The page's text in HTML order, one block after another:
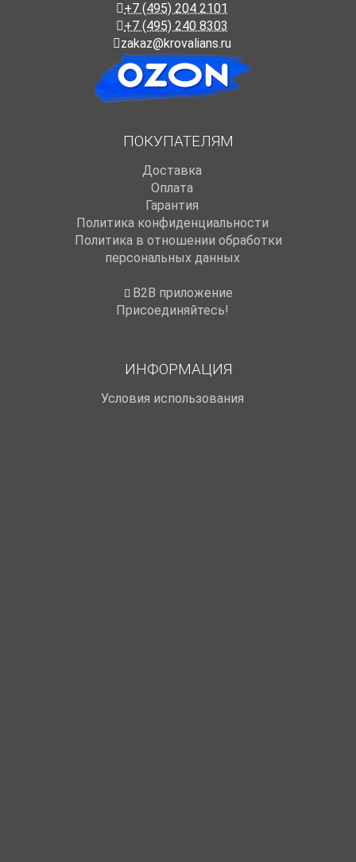
+7 (495) 204 2101
+7 (495) 240 8303
zakaz@krovalians.ru
ПОКУПАТЕЛЯМ
Доставка
Оплата
Гарантия
Политика конфиденциальности
Политика в отношении обработки
персональных данных
B2B приложение
Присоединяйтесь!
ИНФОРМАЦИЯ
Условия использования